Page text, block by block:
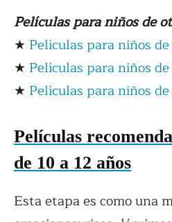
Películas para niños de
★ Películas para niños
★ Películas para niños
★ Películas para niños
Películas
de 10 a 12 años
Esta etapa es como una